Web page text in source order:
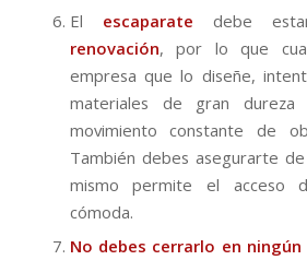
El escaparate debe
renovación, por lo que
empresa que lo diseñe,
materiales de gran
movimiento constante de
También debes asegurarte
mismo permite el acceso
cómoda.
No debes cerrarlo en